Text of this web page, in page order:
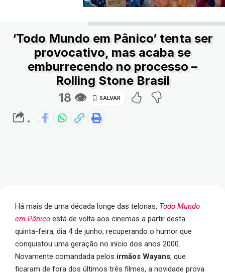
‘Todo Mundo em Pânico’ tenta ser
provocativo, mas acaba se
emburrecendo no processo –
Rolling Stone Brasil
18 👁
.
Há mais de uma década longe das telonas, Todo Mundo
em Pânico está de volta aos cinemas a partir desta
quinta-feira, dia 4 de junho, recuperando o humor que
conquistou uma geração no início dos anos 2000.
Novamente comandada pelos irmãos Wayans, que
ficaram de fora dos últimos três filmes, a novidade prova